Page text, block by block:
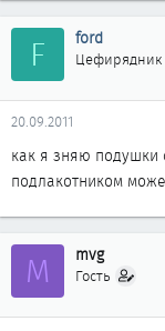
F ford
Цефирядник
20.09.2011
как я зняю подушки
подлакотником
M mvg
Гость